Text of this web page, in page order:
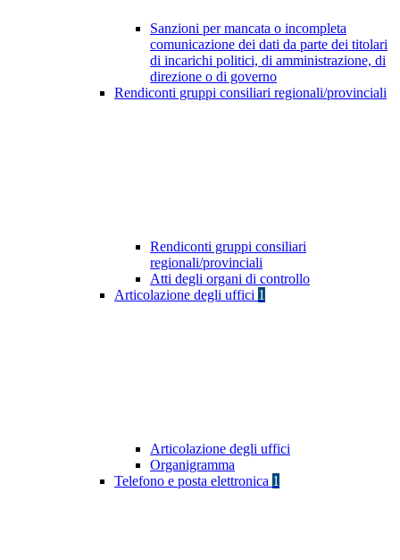
Sanzioni per mancata o incompleta
comunicazione dei dati da parte dei titolari
di incarichi politici, di amministrazione, di
direzione o di governo
Rendiconti gruppi consiliari regionali/provinciali
Rendiconti gruppi consiliari
regionali/provinciali
Atti degli organi di controllo
Articolazione degli uffici 1
Articolazione degli uffici
Organigramma
Telefono e posta elettronica 1